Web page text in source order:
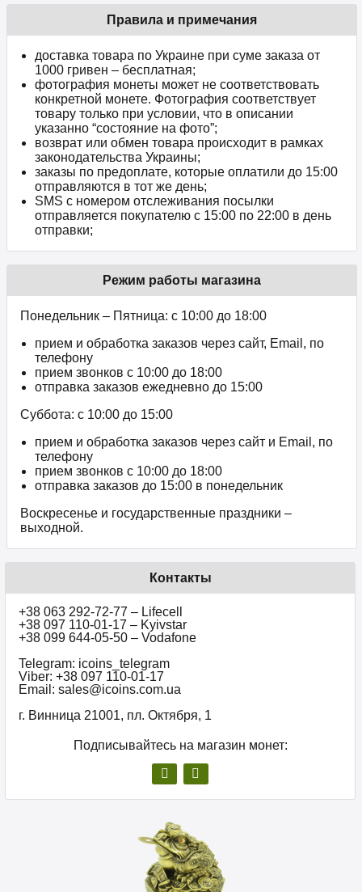
Правила и примечания
доставка товара по Украине при суме заказа от
1000 гривен – бесплатная;
фотография монеты может не соответствовать
конкретной монете. Фотография соответствует
товару только при условии, что в описании
указанно “состояние на фото”;
возврат или обмен товара происходит в рамках
законодательства Украины;
заказы по предоплате, которые оплатили до 15:00
отправляются в тот же день;
SMS с номером отслеживания посылки
отправляется покупателю с 15:00 по 22:00 в день
отправки;
Режим работы магазина
Понедельник – Пятница: с 10:00 до 18:00
прием и обработка заказов через сайт, Email, по
телефону
прием звонков c 10:00 до 18:00
отправка заказов ежедневно до 15:00
Суббота: с 10:00 до 15:00
прием и обработка заказов через сайт и Email, по
телефону
прием звонков c 10:00 до 18:00
отправка заказов до 15:00 в понедельник
Воскресенье и государственные праздники –
выходной.
Контакты
+38 063 292-72-77 – Lifecell
+38 097 110-01-17 – Kyivstar
+38 099 644-05-50 – Vodafone
Telegram: icoins_telegram
Viber: +38 097 110-01-17
Email: sales@icoins.com.ua
г. Винница 21001, пл. Октября, 1
Подписывайтесь на магазин монет: